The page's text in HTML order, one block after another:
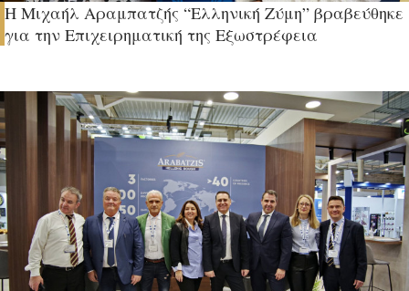
H Μιχαήλ Αραμπατζής “Ελληνική Ζύμη” βραβεύθηκε
για την Επιχειρηματική της Εξωστρέφεια